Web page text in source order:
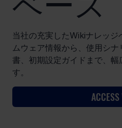
当社の充実したWikiナレッ
ムウェア情報から、使用シ
書、初期設定ガイドまで、幅
す。